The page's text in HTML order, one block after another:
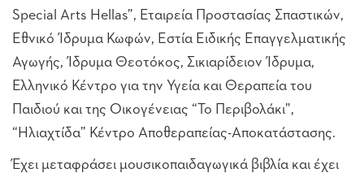
Special Arts Hellas”, Εταιρεία Προστασίας Σπαστικών,
Εθνικό Ίδρυμα Κωφών, Εστία Ειδικής Επαγγελματικής
Αγωγής, Ίδρυμα Θεοτόκος, Σικιαρίδειον Ίδρυμα,
Ελληνικό Κέντρο για την Υγεία και Θεραπεία του
Παιδιού και της Οικογένειας “Το Περιβολάκι”,
“Ηλιαχτίδα” Κέντρο Αποθεραπείας-Αποκατάστασης.
Έχει μεταφράσει μουσικοπαιδαγωγικά βιβλία και έχει